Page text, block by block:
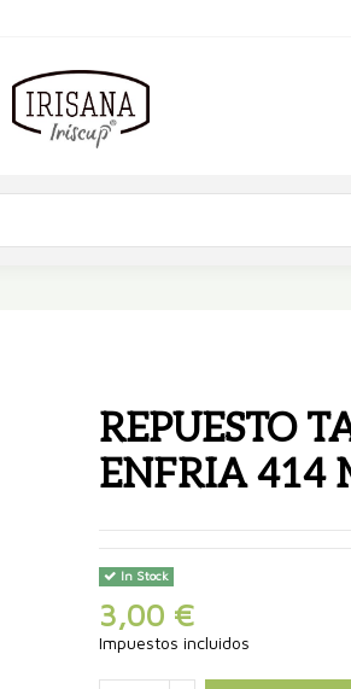
REPUESTO
ENFRIA 414
In Stock
3,00 €
Impuestos incluidos